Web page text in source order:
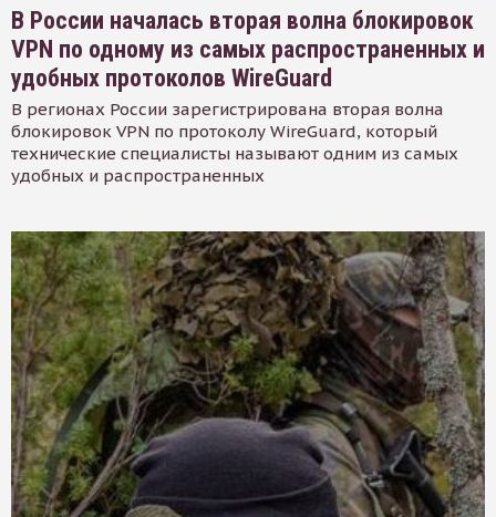
В России началась вторая волна блокировок
VPN по одному из самых распространенных и
удобных протоколов WireGuard
В регионах России зарегистрирована вторая волна
блокировок VPN по протоколу WireGuard, который
технические специалисты называют одним из самых
удобных и распространенных